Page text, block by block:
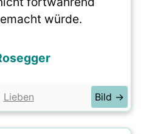
würde.
Lieben Bild →